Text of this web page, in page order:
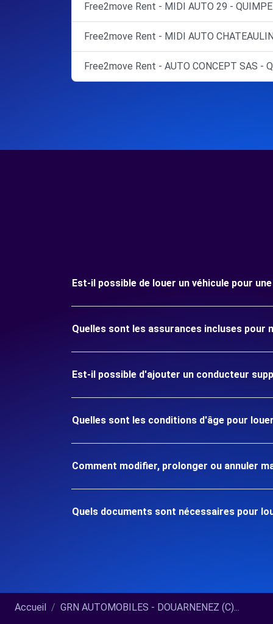
Free2move Rent - MIDI AUTO 29 -
Free2move Rent - MIDI AUTO
Free2move Rent - AUTO CONCEPT SAS -
Est-il possible de louer un véhicule pour une
Quelles sont les assurances incluses pour
Est-il possible d'ajouter un conducteur
Quelles sont les conditions d'âge pour
Comment modifier, prolonger ou annuler
Quels documents sont nécessaires pour
Accueil GRN AUTOMOBILES - DOUARNENEZ (C)...